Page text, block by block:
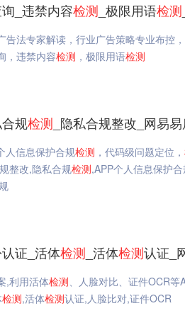
询_违禁内容检测 _极限用语检测
告法专家解读，行业广告策略专业布控
，违禁内容检测 ，极限用语检测
规检测 _隐私合规整改_网易
人信息保护合规检测 ，代码级问题定位，
整改,隐私合规检测,APP个人信息保护
证_活体检测 _活体检测认证_
,利用活体检测、人脸对比、证件OCR
检测,活体检测认证,人脸比对,证件OCR